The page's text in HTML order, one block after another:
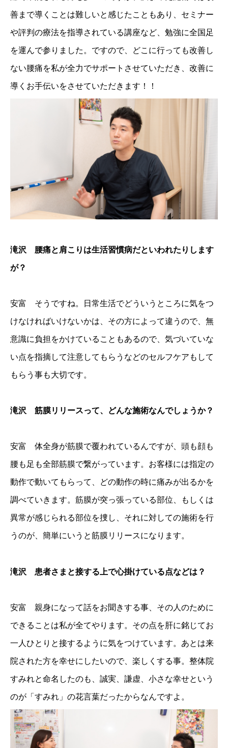
善まで導くことは難しいと感じたこともあり、セミナー
や評判の療法を指導されている講座など、勉強に全国足
を運んで参りました。ですので、どこに行っても改善し
ない腰痛を私が全力でサポートさせていただき、改善に
導くお手伝いをさせていただきます！！
滝沢 腰痛と肩こりは生活習慣病だといわれたりします
が？
安富 そうですね。日常生活でどういうところに気をつ
けなければいけないかは、その方によって違うので、無
意識に負担をかけていることもあるので、気づいていな
い点を指摘して注意してもらうなどのセルフケアもして
もらう事も大切です。
滝沢 筋膜リリースって、どんな施術なんでしょうか？
安富 体全身が筋膜で覆われているんですが、頭も顔も
腰も足も全部筋膜で繋がっています。お客様には指定の
動作で動いてもらって、どの動作の時に痛みが出るかを
調べていきます。筋膜が突っ張っている部位、もしくは
異常が感じられる部位を捜し、それに対しての施術を行
うのが、簡単にいうと筋膜リリースになります。
滝沢 患者さまと接する上で心掛けている点などは？
安富 親身になって話をお聞きする事、その人のために
できることは私が全てやります。その点を肝に銘じてお
一人ひとりと接するように気をつけています。あとは来
院された方を幸せにしたいので、楽しくする事。整体院
すみれと命名したのも、誠実、謙虚、小さな幸せという
のが「すみれ」の花言葉だったからなんですよ。